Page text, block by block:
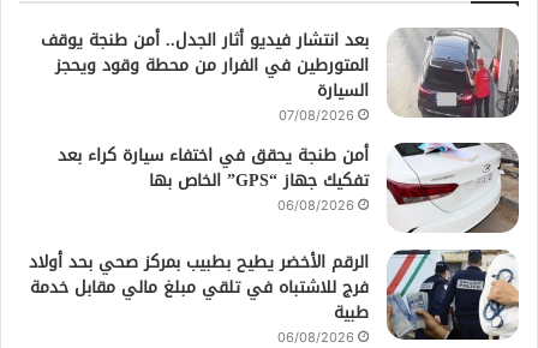
بعد انتشار فيديو أثار الجدل.. أمن طنجة يوقف
المتورطين في الفرار من محطة وقود ويحجز
السيارة
07/08/2026
أمن طنجة يحقق في اختفاء سيارة كراء بعد
تفكيك جهاز “GPS” الخاص بها
06/08/2026
الرقم الأخضر يطيح بطبيب بمركز صحي بحد أولاد
فرج للاشتباه في تلقي مبلغ مالي مقابل خدمة
طبية
06/08/2026